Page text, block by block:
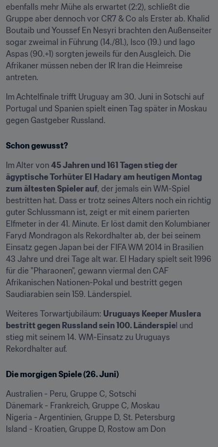
ebenfalls mehr Mühe als erwartet (2:2), schließt die
Gruppe aber dennoch vor CR7 & Co als Erster ab. Khalid
Boutaib und Youssef En Nesyri brachten den Außenseiter
sogar zweimal in Führung (14./81.), Isco (19.) und Iago
Aspas (90.+1) sorgten jeweils für den Ausgleich. Die
Afrikaner müssen neben der IR Iran die Heimreise
antreten.
Im Achtelfinale trifft Uruguay am 30. Juni in Sotschi auf
Portugal und Spanien spielt einen Tag später in Moskau
gegen Gastgeber Russland.
Schon gewusst?
Im Alter von 45 Jahren und 161 Tagen stieg der
ägyptische Torhüter El Hadary am heutigen Montag
zum ältesten Spieler auf, der jemals ein WM-Spiel
bestritten hat. Dass er trotz seines Alters noch ein richtig
guter Schlussmann ist, zeigt er mit einem parierten
Elfmeter in der 41. Minute. Er löst damit den Kolumbianer
Faryd Mondragon als Rekordhalter ab, der bei seinem
Einsatz gegen Japan bei der FIFA WM 2014 in Brasilien
43 Jahre und drei Tage alt war. El Hadary spielt seit 1996
für die "Pharaonen", gewann viermal den CAF
Afrikanischen Nationen-Pokal und bestritt gegen
Saudiarabien sein 159. Länderspiel.
Weiteres Torwartjubiläum: Uruguays Keeper Muslera
bestritt gegen Russland sein 100. Länderspie l und
stieg mit seinem 14. WM-Einsatz zu Uruguays
Rekordhalter auf.
Die morgigen Spiele (26. Juni)
Australien - Peru, Gruppe C, Sotschi
Dänemark - Frankreich, Gruppe C, Moskau
Nigeria - Argentinien, Gruppe D, St. Petersburg
Island - Kroatien, Gruppe D, Rostow am Don